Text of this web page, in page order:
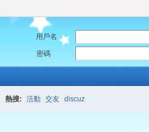
用戶名
密碼
熱搜: 活動 交友 discuz